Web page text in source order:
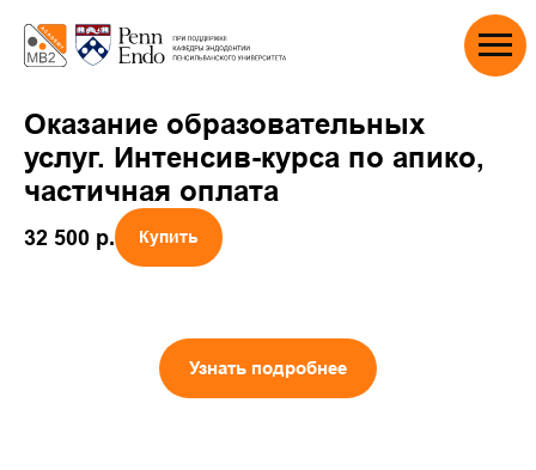
Оказание образовательных
услуг. Интенсив-курса по апико,
частичная оплата
32 500 р. Купить
Узнать подробнее